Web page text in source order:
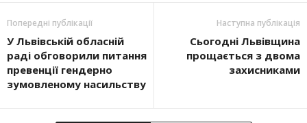
Попередні публікації
У Львівській обласній
раді обговорили питання
превенції гендерно
зумовленому насильству
Наступна публікація
Сьогодні Львівщина
прощається з двома
захисниками